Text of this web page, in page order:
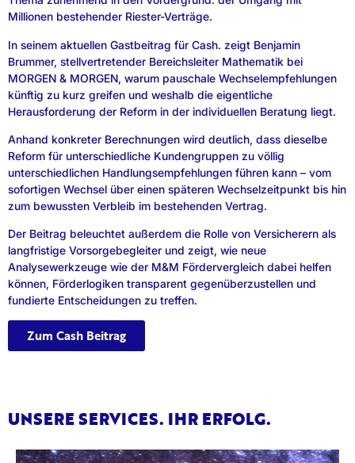
Millionen bestehender Riester-Verträge.
In seinem aktuellen Gastbeitrag für Cash. zeigt Benjamin
Brummer, stellvertretender Bereichsleiter Mathematik bei
MORGEN & MORGEN, warum pauschale Wechselempfehlungen
künftig zu kurz greifen und weshalb die eigentliche
Herausforderung der Reform in der individuellen Beratung liegt.
Anhand konkreter Berechnungen wird deutlich, dass dieselbe
Reform für unterschiedliche Kundengruppen zu völlig
unterschiedlichen Handlungsempfehlungen führen kann – vom
sofortigen Wechsel über einen späteren Wechselzeitpunkt bis hin
zum bewussten Verbleib im bestehenden Vertrag.
Der Beitrag beleuchtet außerdem die Rolle von Versicherern als
langfristige Vorsorgebegleiter und zeigt, wie neue
Analysewerkzeuge wie der M&M Fördervergleich dabei helfen
können, Förderlogiken transparent gegenüberzustellen und
fundierte Entscheidungen zu treffen.
Zum Cash Beitrag
UNSERE SERVICES. IHR ERFOLG.